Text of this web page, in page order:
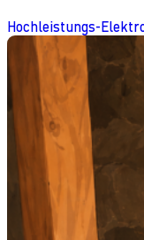
Hochleistungs-